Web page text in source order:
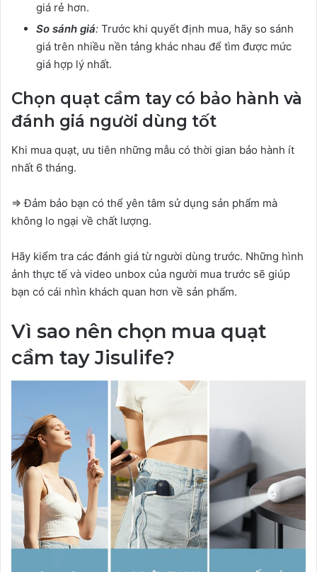
giá rẻ hơn.
So sánh giá: Trước khi quyết định mua, hãy so sánh
giá trên nhiều nền tảng khác nhau để tìm được mức
giá hợp lý nhất.
Chọn quạt cầm tay có bảo hành và
đánh giá người dùng tốt
Khi mua quạt, ưu tiên những mẫu có thời gian bảo hành ít
nhất 6 tháng.
=> Đảm bảo bạn có thể yên tâm sử dụng sản phẩm mà
không lo ngại về chất lượng.
Hãy kiểm tra các đánh giá từ người dùng trước. Những hình
ảnh thực tế và video unbox của người mua trước sẽ giúp
bạn có cái nhìn khách quan hơn về sản phẩm.
Vì sao nên chọn mua quạt
cầm tay Jisulife?